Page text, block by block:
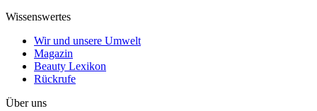
Wissenswertes
Wir und unsere Umwelt
Magazin
Beauty Lexikon
Rückrufe
Über uns